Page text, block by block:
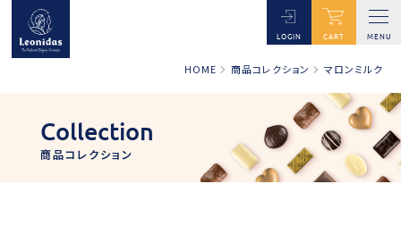
LOGIN CART MENU
HOME 商品コレクション マロンミルク
Collection
商品コレクション